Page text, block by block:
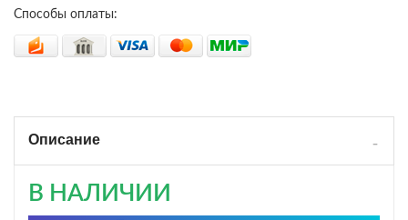
Способы оплаты:
Описание
В НАЛИЧИИ